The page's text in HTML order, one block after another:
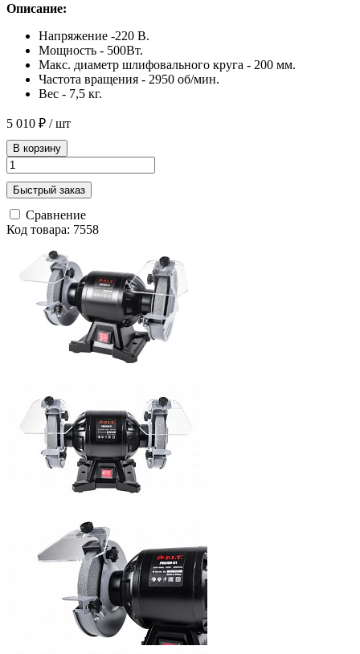
Описание:
Напряжение -220 В.
Мощность - 500Вт.
Макс. диаметр шлифовального круга - 200 мм.
Частота вращения - 2950 об/мин.
Вес - 7,5 кг.
5 010 ₽ / шт
В корзину
Быстрый заказ
Сравнение
Код товара: 7558